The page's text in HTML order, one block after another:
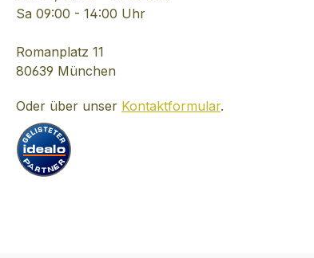
Sa 09:00 - 14:00 Uhr
Romanplatz 11
80639 München
Oder über unser Kontaktformular.